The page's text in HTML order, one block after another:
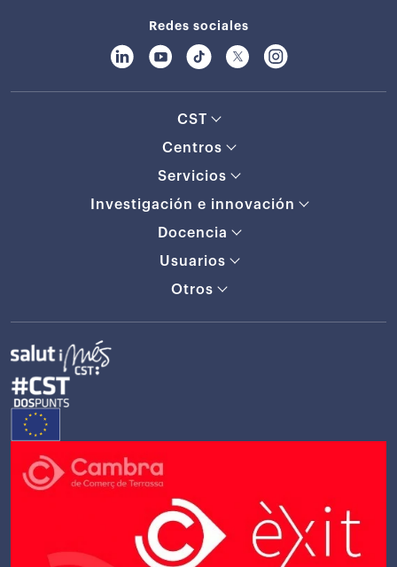
Redes sociales
CST
Centros
Servicios
Investigación e innovación
Docencia
Usuarios
Otros